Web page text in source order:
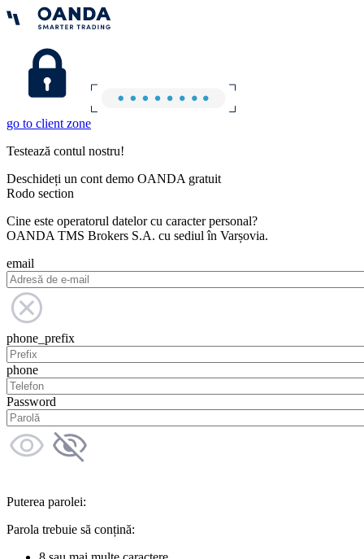
go to client zone
Testează contul nostru!
Deschideți un cont demo OANDA gratuit
Rodo section
Cine este operatorul datelor cu caracter personal?
OANDA TMS Brokers S.A. cu sediul în Varșovia.
email
phone_prefix
phone
Password
Puterea parolei:
Parola trebuie să conțină: